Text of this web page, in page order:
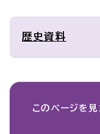
歴史資料
このページを